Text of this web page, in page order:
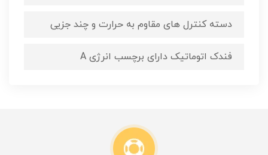
دسته کنترل های مقاوم به حرارت و چند جزیی
فندک اتوماتیک دارای برچسب انرژی A